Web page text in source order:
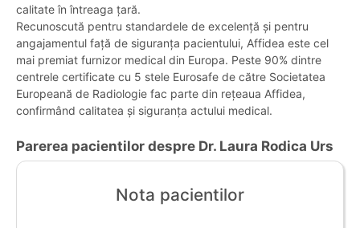
calitate în întreaga țară.
Recunoscută pentru standardele de excelență și pentru
angajamentul față de siguranța pacientului, Affidea este cel
mai premiat furnizor medical din Europa. Peste 90% dintre
centrele certificate cu 5 stele Eurosafe de către Societatea
Europeană de Radiologie fac parte din rețeaua Affidea,
confirmând calitatea și siguranța actului medical.
Parerea pacientilor despre Dr. Laura Rodica Urs
Nota pacientilor